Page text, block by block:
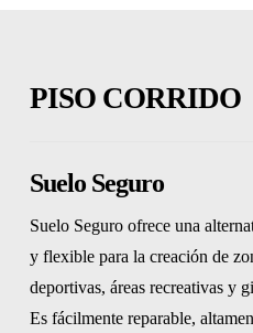
PISO CORRIDO
Suelo Seguro
Suelo Seguro ofrece una
y flexible para la creación de
deportivas, áreas recreativas y
Es fácilmente reparable,